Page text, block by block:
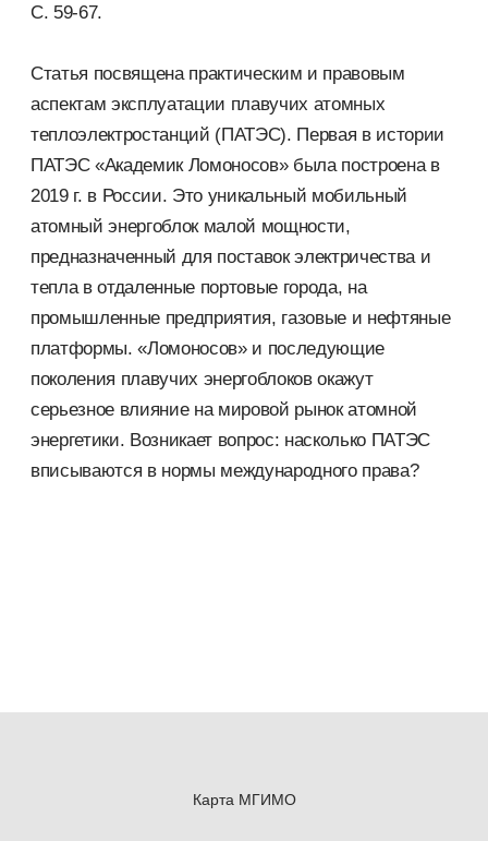
С. 59-67.
Статья посвящена практическим и правовым
аспектам эксплуатации плавучих атомных
теплоэлектростанций (ПАТЭС). Первая в истории
ПАТЭС «Академик Ломоносов» была построена в
2019 г. в России. Это уникальный мобильный
атомный энергоблок малой мощности,
предназначенный для поставок электричества и
тепла в отдаленные портовые города, на
промышленные предприятия, газовые и нефтяные
платформы. «Ломоносов» и последующие
поколения плавучих энергоблоков окажут
серьезное влияние на мировой рынок атомной
энергетики. Возникает вопрос: насколько ПАТЭС
вписываются в нормы международного права?
Карта МГИМО